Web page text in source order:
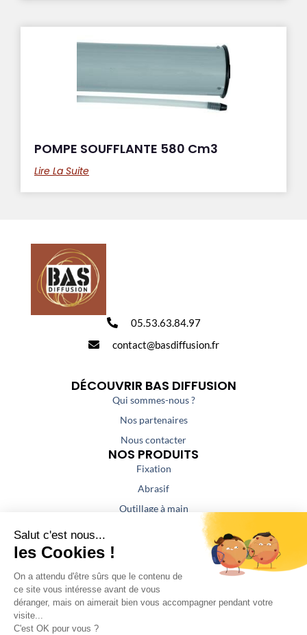
POMPE SOUFFLANTE 580 Cm3
Lire La Suite
05.53.63.84.97
contact@basdiffusion.fr
DÉCOUVRIR BAS DIFFUSION
Qui sommes-nous ?
Nos partenaires
Nous contacter
NOS PRODUITS
Fixation
Abrasif
Outillage à main
NOS PRESTATIONS
Aspiration / Air comprimé